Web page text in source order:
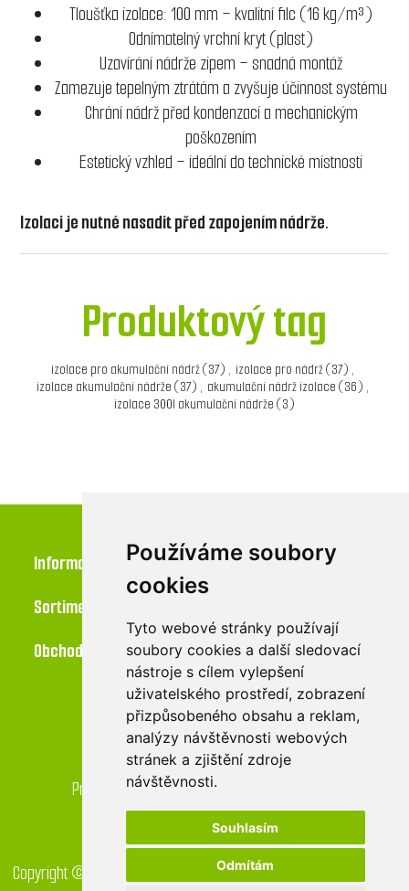
Používáme soubory
cookies
Tyto webové stránky používají
soubory cookies a další sledovací
nástroje s cílem vylepšení
uživatelského prostředí, zobrazení
přizpůsobeného obsahu a reklam,
analýzy návštěvnosti webových
stránek a zjištění zdroje
návštěvnosti.
Souhlasím
Odmítám
Tloušťka izolace: 100 mm – kvalitní filc (16 kg/m³)
Odnímatelný vrchní kryt (plast)
Uzavírání nádrže zipem – snadná montáž
Zamezuje tepelným ztrátám a zvyšuje účinnost systému
Chrání nádrž před kondenzací a mechanickým
poškozením
Estetický vzhled – ideální do technické místnosti
Izolaci je nutné nasadit před zapojením nádrže.
Produktový tag
izolace pro akumulační nádrž(37) , izolace pro nádrž(37) ,
izolace akumulační nádrže (37) , akumulační nádrž izolace (36) ,
izolace 300l akumulační nádrže (3)
Informace
Sortiment
Obchod
Kontakt
LU-MI servis s.r.o.
Průmyslová 455/17, 568 02 Svitavy - Lačnov
Copyright © 2026 GreenDrop obchod. Všechna práva vyhrazena.